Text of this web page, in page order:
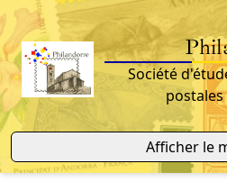
Société
Afficher le